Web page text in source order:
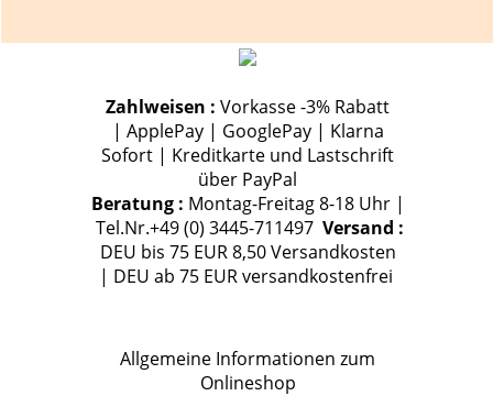
Zahlweisen : Vorkasse -3% Rabatt
| ApplePay | GooglePay | Klarna
Sofort | Kreditkarte und Lastschrift
über PayPal
Beratung : Montag-Freitag 8-18 Uhr |
Tel.Nr.+49 (0) 3445-711497 Versand :
DEU bis 75 EUR 8,50 Versandkosten
| DEU ab 75 EUR versandkostenfrei
Allgemeine Informationen zum
Onlineshop